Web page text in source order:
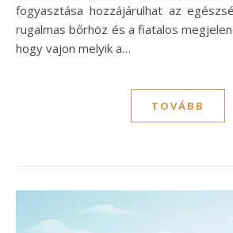
fogyasztása hozzájárulhat az
rugalmas bőrhöz és a fiatalos
hogy vajon melyik a…
TOVÁBB